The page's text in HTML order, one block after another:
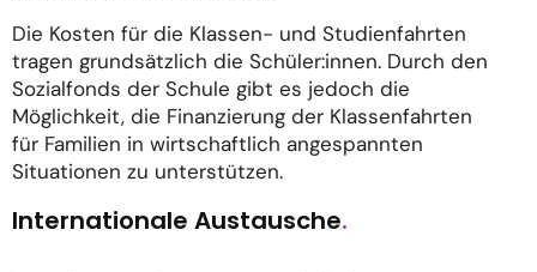
Die Kosten für die Klassen- und Studienfahrten
tragen grundsätzlich die Schüler:innen. Durch den
Sozialfonds der Schule gibt es jedoch die
Möglichkeit, die Finanzierung der Klassenfahrten
für Familien in wirtschaftlich angespannten
Situationen zu unterstützen.
Internationale Austausche.